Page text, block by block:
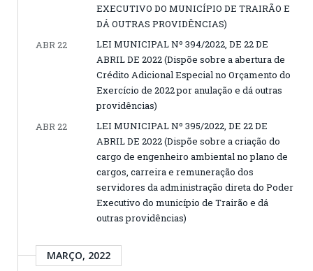
EXECUTIVO DO MUNICÍPIO DE TRAIRÃO E
DÁ OUTRAS PROVIDÊNCIAS)
ABR 22
LEI MUNICIPAL Nº 394/2022, DE 22 DE
ABRIL DE 2022 (Dispõe sobre a abertura de
Crédito Adicional Especial no Orçamento do
Exercício de 2022 por anulação e dá outras
providências)
ABR 22
LEI MUNICIPAL Nº 395/2022, DE 22 DE
ABRIL DE 2022 (Dispõe sobre a criação do
cargo de engenheiro ambiental no plano de
cargos, carreira e remuneração dos
servidores da administração direta do Poder
Executivo do município de Trairão e dá
outras providências)
MARÇO, 2022